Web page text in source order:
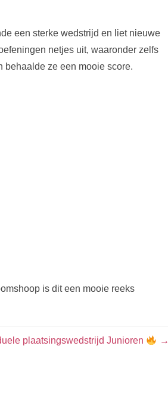
een sterke wedstrijd en liet nieuwe
netjes uit, waaronder zelfs
behaalde ze een mooie score.
is dit een mooie reeks
plaatsingswedstrijd Junioren →